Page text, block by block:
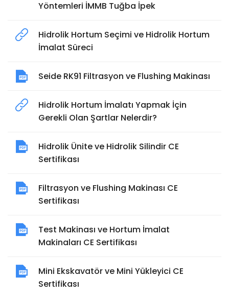
Yöntemleri İMMB Tuğba İpek
Hidrolik Hortum Seçimi ve Hidrolik Hortum
İmalat Süreci
Seide RK91 Filtrasyon ve Flushing Makinası
Hidrolik Hortum İmalatı Yapmak İçin
Gerekli Olan Şartlar Nelerdir?
Hidrolik Ünite ve Hidrolik Silindir CE
Sertifikası
Filtrasyon ve Flushing Makinası CE
Sertifikası
Test Makinası ve Hortum İmalat
Makinaları CE Sertifikası
Mini Ekskavatör ve Mini Yükleyici CE
Sertifikası